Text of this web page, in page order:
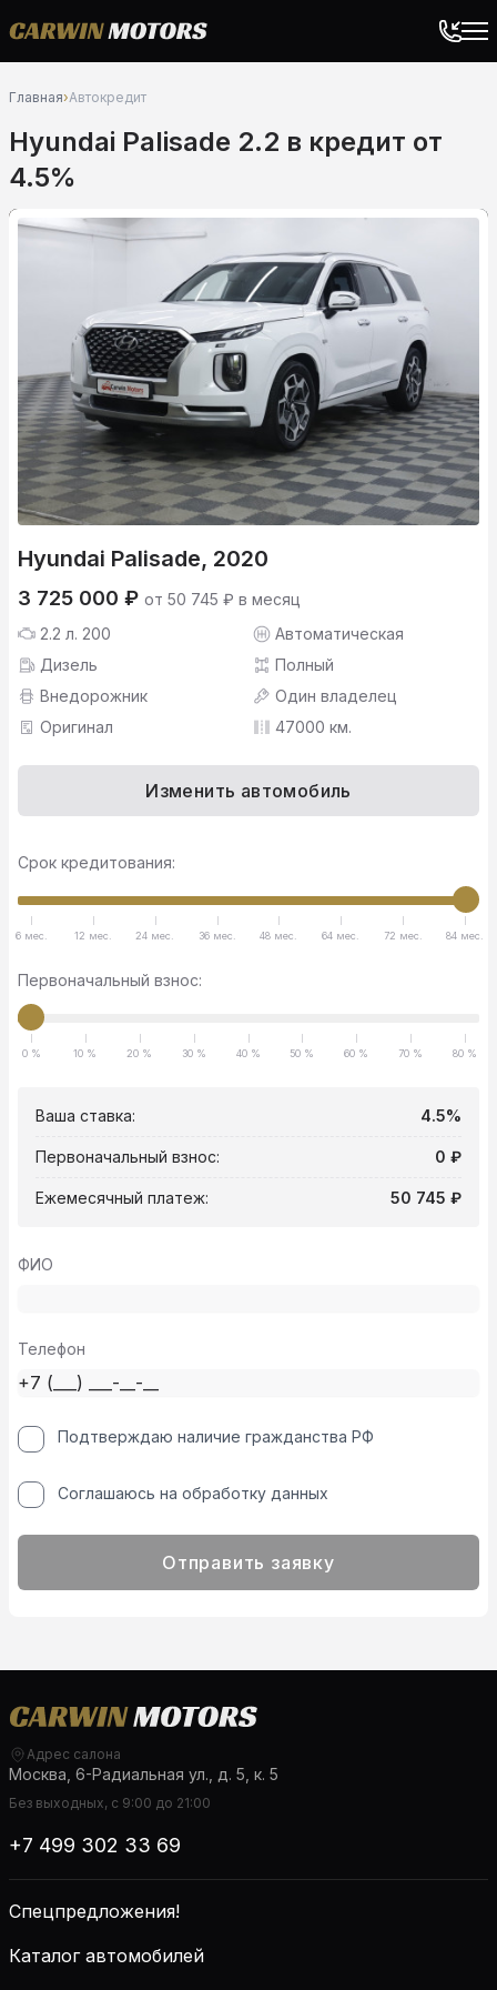
Главная›Автокредит
Hyundai Palisade 2.2 в кредит от
4.5%
Hyundai Palisade, 2020
3 725 000 ₽ от 50 745 ₽ в месяц
2.2 л. 200
Автоматическая
Дизель
Полный
Внедорожник
Один владелец
Оригинал
47000 км.
Изменить автомобиль
Срок кредитования:
6 мес. 12 мес. 24 мес. 36 мес. 48 мес. 64 мес. 72 мес. 84 мес.
Первоначальный взнос:
0 % 10 % 20 % 30 % 40 % 50 % 60 % 70 % 80 %
Ваша ставка: 4.5%
Первоначальный взнос: 0 ₽
Ежемесячный платеж: 50 745 ₽
ФИО
Телефон
Подтверждаю наличие гражданства РФ
Соглашаюсь на обработку данных
Отправить заявку
Адрес салона
Москва, 6-Радиальная ул., д. 5, к. 5
Без выходных, с 9:00 до 21:00
+7 499 302 33 69
Спецпредложения!
Каталог автомобилей